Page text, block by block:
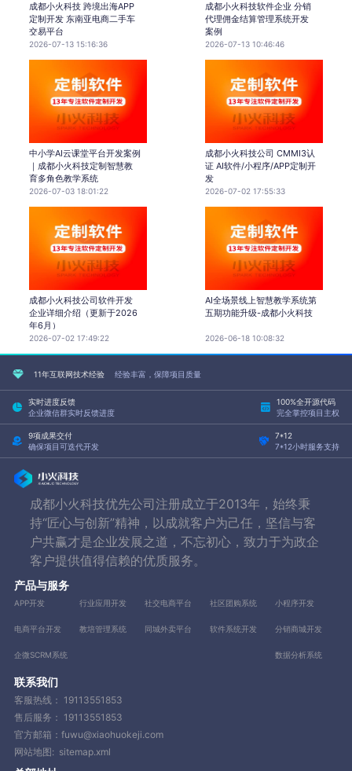
成都小火科技 跨境出海APP
定制开发 东南亚电商二手车
交易平台
2026-07-13 15:16:36
成都小火科技软件企业 分销
代理佣金结算管理系统开发
案例
2026-07-13 10:46:46
中小学AI云课堂平台开发案例
｜成都小火科技定制智慧教
育多角色教学系统
2026-07-03 18:01:22
成都小火科技公司 CMMI3认
证 AI软件/小程序/APP定制开
发
2026-07-02 17:55:33
成都小火科技公司软件开发
企业详细介绍（更新于2026
年6月）
2026-07-02 17:49:22
AI全场景线上智慧教学系统第
五期功能升级-成都小火科技
2026-06-18 10:08:32
11年互联网技术经验 经验丰富，保障项目质量
实时进度反馈
企业微信群实时反馈进度
100%全开源代码
完全掌控项目主权
9项成果交付
确保项目可迭代开发
7*12
7*12小时服务支持
成都小火科技优先公司注册成立于2013年，始终秉
持“匠心与创新”精神，以成就客户为己任，坚信与客
户共赢才是企业发展之道，不忘初心，致力于为政企
客户提供值得信赖的优质服务。
产品与服务
APP开发 行业应用开发 社交电商平台 社区团购系统 小程序开发
电商平台开发 教培管理系统 同城外卖平台 软件系统开发 分销商城开发
企微SCRM系统 数据分析系统
联系我们
客服热线： 19113551853
售后服务： 19113551853
官方邮箱：fuwu@xiaohuokeji.com
网站地图: sitemap.xml